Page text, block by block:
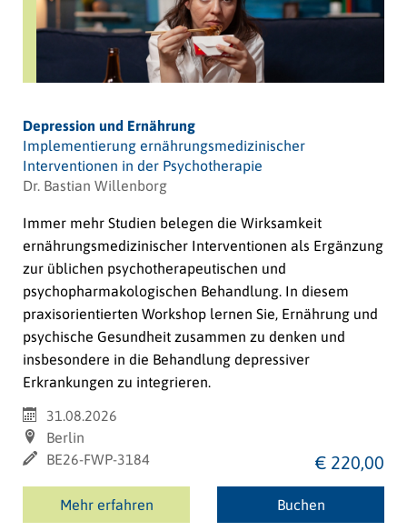
Depression und Ernährung
Implementierung ernährungsmedizinischer
Interventionen in der Psychotherapie
Dr. Bastian Willenborg
Immer mehr Studien belegen die Wirksamkeit
ernährungsmedizinischer Interventionen als Ergänzung
zur üblichen psychotherapeutischen und
psychopharmakologischen Behandlung. In diesem
praxisorientierten Workshop lernen Sie, Ernährung und
psychische Gesundheit zusammen zu denken und
insbesondere in die Behandlung depressiver
Erkrankungen zu integrieren.
31.08.2026
Berlin
BE26-FWP-3184
€ 220,00
Mehr erfahren Buchen